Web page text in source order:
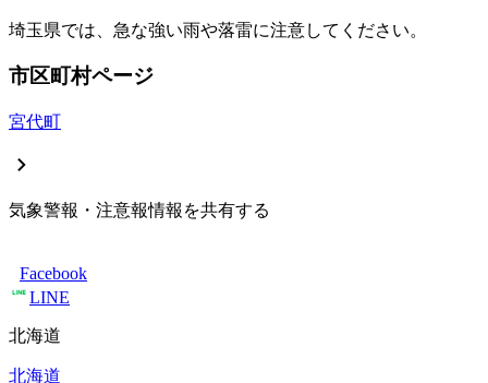
埼玉県では、急な強い雨や落雷に注意してください。
市区町村ページ
宮代町
気象警報・注意報情報を共有する
Facebook
LINE
北海道
北海道